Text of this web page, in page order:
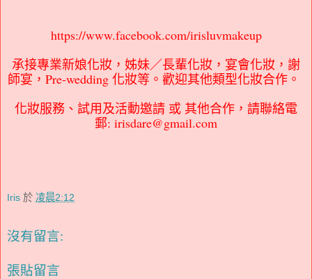
https://www.facebook.com/irisluvmakeup
承接專業新娘化妝，姊妹／長輩化妝，宴會化妝，謝
師宴，Pre-wedding 化妝等。歡迎其他類型化妝合作。
化妝服務、試用及活動邀請 或 其他合作，請聯絡電
郵: irisdare@gmail.com
Iris 於 凌晨2:12
沒有留言:
張貼留言